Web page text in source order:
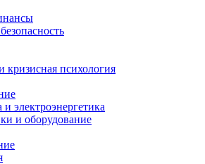
кризисная психология
электроэнергетика
и оборудование